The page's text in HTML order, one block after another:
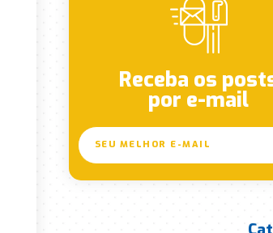
Receba os
por e-mail